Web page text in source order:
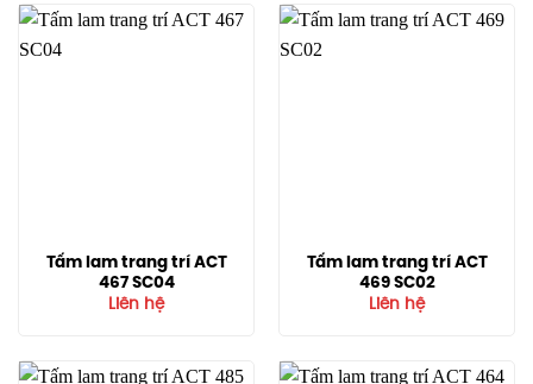
Tấm lam trang trí ACT
467 SC04
Liên hệ
Tấm lam trang trí ACT
469 SC02
Liên hệ